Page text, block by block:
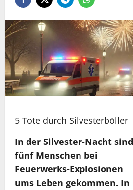
5 Tote durch Silvesterböller
In der Silvester-Nacht sind
fünf Menschen bei
Feuerwerks-Explosionen
ums Leben gekommen. In